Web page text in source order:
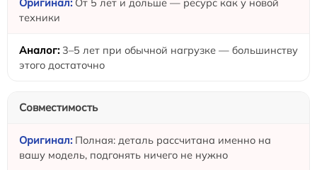
техники
3–5 лет при обычной нагрузке — большинству
этого достаточно
Совместимость
Полная: деталь рассчитана именно на
вашу модель, подгонять ничего не нужно